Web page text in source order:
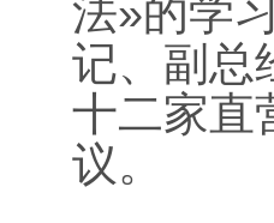
法»的学
记、副总
十二家直
议。